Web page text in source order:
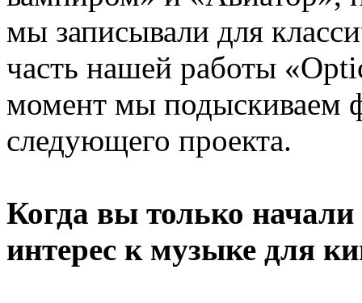
мы записывали для
часть нашей работы
момент мы подыскиваем
следующего проекта.
Когда вы только
интерес к музыке для